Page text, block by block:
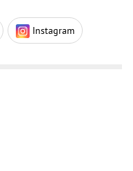
Instagram